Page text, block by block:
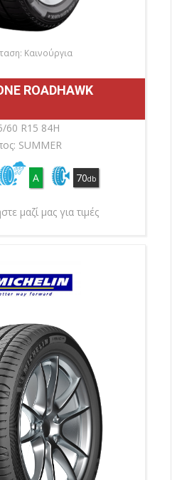
Καινούργια
ROADHAWK
60 R15 84H
SUMMER
A 70db
μαζί μας για τιμές